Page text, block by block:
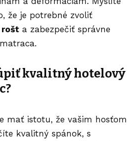
že je potrebné zvoliť
a zabezpečiť správne
kvalitný hotelový
mať istotu, že vašim hosťom
kvalitný spánok, s